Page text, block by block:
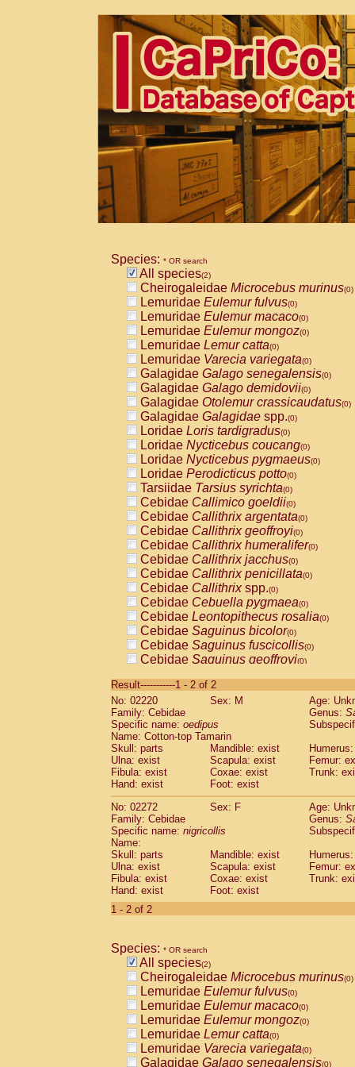
Species: * OR search
All species(2)
Cheirogaleidae Microcebus murinus(0)
Lemuridae Eulemur fulvus(0)
Lemuridae Eulemur macaco(0)
Lemuridae Eulemur mongoz(0)
Lemuridae Lemur catta(0)
Lemuridae Varecia variegata(0)
Galagidae Galago senegalensis(0)
Galagidae Galago demidovii(0)
Galagidae Otolemur crassicaudatus(0)
Galagidae Galagidae spp.(0)
Loridae Loris tardigradus(0)
Loridae Nycticebus coucang(0)
Loridae Nycticebus pygmaeus(0)
Loridae Perodicticus potto(0)
Tarsiidae Tarsius syrichta(0)
Cebidae Callimico goeldii(0)
Cebidae Callithrix argentata(0)
Cebidae Callithrix geoffroyi(0)
Cebidae Callithrix humeralifer(0)
Cebidae Callithrix jacchus(0)
Cebidae Callithrix penicillata(0)
Cebidae Callithrixspp.(0)
Cebidae Cebuella pygmaea(0)
Cebidae Leontopithecus rosalia(0)
Cebidae Saguinus bicolor(0)
Cebidae Saguinus fuscicollis(0)
Cebidae Saguinus geoffroyi(0)
CebidaeSaguinus labiatus(0)
Cebidae Saguinus leucopus (0)
Cebidae
CebidaeSaguinus mystax
Cebidae Saguinus nigricollis (1)
Cebidae Saguinus oedipus
Cebidae Saguinus weddelli
Cebidae Saguinusspp.
Cebidae Aotus trivirgatus
Cebidae
CebidaeCebus apella
Cebidae
Cebidae Cebus nigrivittatus
Cebidae Cebusspp.(0)
Cebidae Saimiri boliviensis
CebidaeSaimiri sciureus(0)
AtelidaeAlouatta caraya(0)
Atelidae Alouatta seniculus
AtelidaeAlouatta
AtelidaeAteles belzebuth(0)
AtelidaeAteles geoffroyi(0)
AtelidaeAteles paniscus(0)
AtelidaeAtelesspp. (0)
AtelidaeLagothrix lagothricha
AtelidaeLagothrix lagothricha cana
PitheciidaeCacajao calvus
Result-----------1 - 2 of 2
No: 02220
Sex: M
Age:
Family: Cebidae
Genus:
Specific name: oedipus
Name: Cotton-top Tamarin
Skull: parts
Mandible: exist
Ulna: exist
Scapula: exist
Femur:
Fibula: exist
Coxae: exist
Trunk:
Hand: exist
Foot: exist
No: 02272
Sex: F
Age:
Family: Cebidae
Genus:
Specific name: nigricollis
Name:
Skull: parts
Mandible: exist
Ulna: exist
Scapula: exist
Femur:
Fibula: exist
Coxae: exist
Trunk:
Hand: exist
Foot: exist
1 - 2 of 2
Species: * OR search
All species(2)
Cheirogaleidae Microcebus murinus(0)
Lemuridae Eulemur fulvus(0)
Lemuridae Eulemur macaco(0)
Lemuridae Eulemur mongoz(0)
Lemuridae Lemur catta(0)
Lemuridae Varecia variegata(0)
Galagidae Galago senegalensis(0)